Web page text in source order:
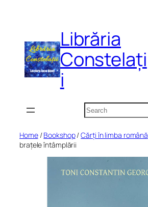
Librăria
Constelați
i
Search
Home/Bookshop/Cărți în limba română
brațele întâmplării